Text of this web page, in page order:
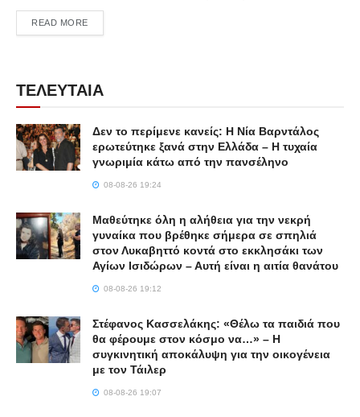
READ MOREDETAILS
ΤΕΛΕΥΤΑΙΑ
Δεν το περίμενε κανείς: Η Νία Βαρντάλος
ερωτεύτηκε ξανά στην Ελλάδα – Η τυχαία
γνωριμία κάτω από την πανσέληνο
08-08-26 19:24
Μαθεύτηκε όλη η αλήθεια για την νεκρή
γυναίκα που βρέθηκε σήμερα σε σπηλιά
στον Λυκαβηττό κοντά στο εκκλησάκι των
Αγίων Ισιδώρων – Αυτή είναι η αιτία θανάτου
08-08-26 19:12
Στέφανος Κασσελάκης: «Θέλω τα παιδιά που
θα φέρουμε στον κόσμο να…» – Η
συγκινητική αποκάλυψη για την οικογένεια
με τον Τάιλερ
08-08-26 19:07